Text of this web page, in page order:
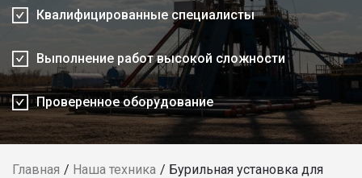
Квалифицированные специалисты
Выполнение работ высокой сложности
Проверенное оборудование
Главная Наша техника
Бурильная установка для